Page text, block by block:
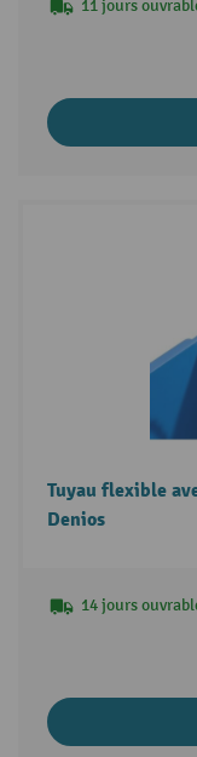
11 jours
Tuyau flexible
Denios
14 jours